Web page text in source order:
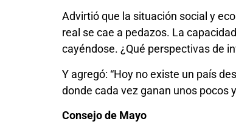
Advirtió que la situación social y
real se cae a pedazos. La
cayéndose. ¿Qué perspectivas de
Y agregó: “Hoy no existe un país
donde cada vez ganan unos pocos
Consejo de Mayo